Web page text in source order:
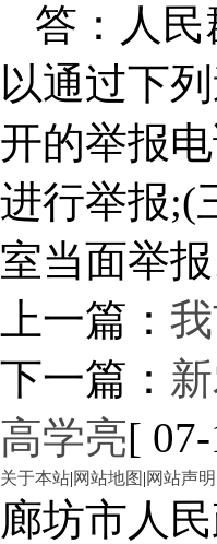
答：人
以通过下
开的举报
进行举报;(
室当面举报
上一篇：
下一篇：
高学亮[
关于本站|网站地图 |网站声明
廊坊市人